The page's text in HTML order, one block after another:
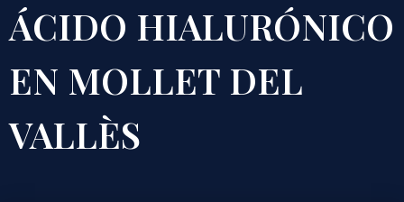
ÁCIDO HIALURÓNICO
EN MOLLET DEL
VALLÈS